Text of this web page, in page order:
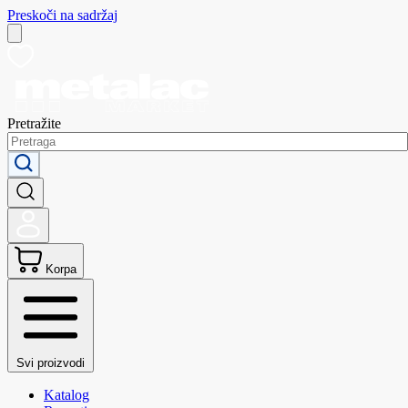
Preskoči na sadržaj
Pretražite
Korpa
Svi proizvodi
Katalog